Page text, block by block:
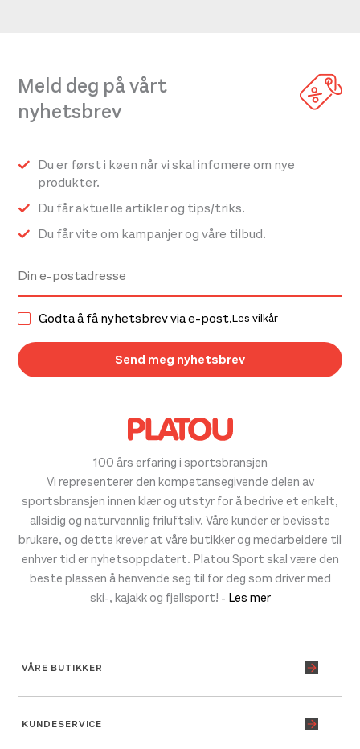
100 års erfaring i sportsbransjen
Vi representerer den kompetansegivende delen av
sportsbransjen innen klær og utstyr for å bedrive et enkelt,
allsidig og naturvennlig friluftsliv. Våre kunder er bevisste
brukere, og dette krever at våre butikker og medarbeidere til
enhver tid er nyhetsoppdatert. Platou Sport skal være den
beste plassen å henvende seg til for deg som driver med
ski-, kajakk og fjellsport! - Les mer
VÅRE BUTIKKER
KUNDESERVICE
Meld deg på vårt
nyhetsbrev
Du er først i køen når vi skal infomere om nye
produkter.
Du får aktuelle artikler og tips/triks.
Du får vite om kampanjer og våre tilbud.
Godta å få nyhetsbrev via e-post.Les vilkår